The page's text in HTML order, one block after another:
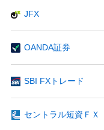
JFX
OANDA証券
SBI FXトレード
セントラル短資ＦＸ